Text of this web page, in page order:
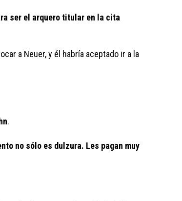
ser el arquero titular en la cita
a Neuer, y él habría aceptado ir a la
.
no sólo es dulzura. Les pagan muy